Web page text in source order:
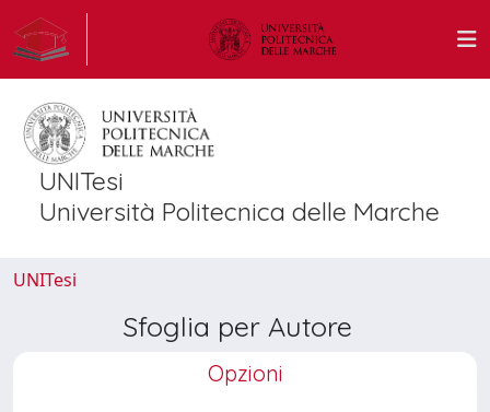
UNITesi
Università Politecnica delle Marche
UNITesi
Sfoglia per Autore
Opzioni